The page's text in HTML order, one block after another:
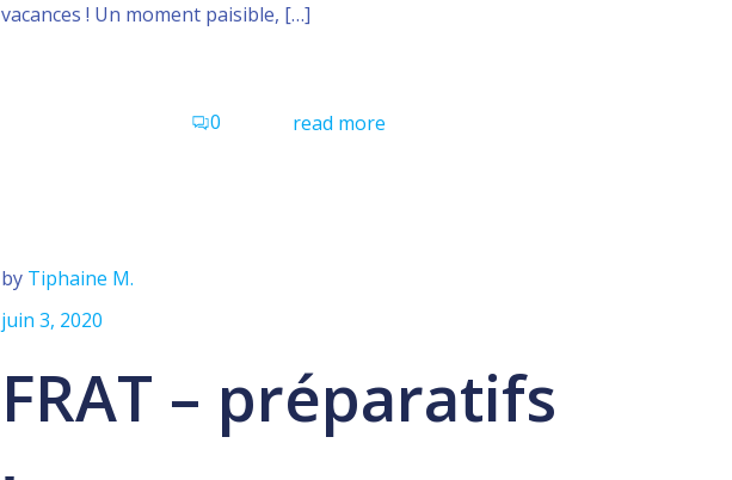
vacances ! Un moment paisible, […]
0 read more
by Tiphaine M.
juin 3, 2020
FRAT – préparatifs